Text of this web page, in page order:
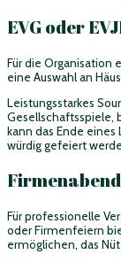
EVG oder
Für die Organisation
eine Auswahl an
Leistungsstarkes
Gesellschaftsspiele,
kann das Ende
würdig gefeiert
Firmenabend
Für professionelle
oder Firmenfeiern
ermöglichen, das